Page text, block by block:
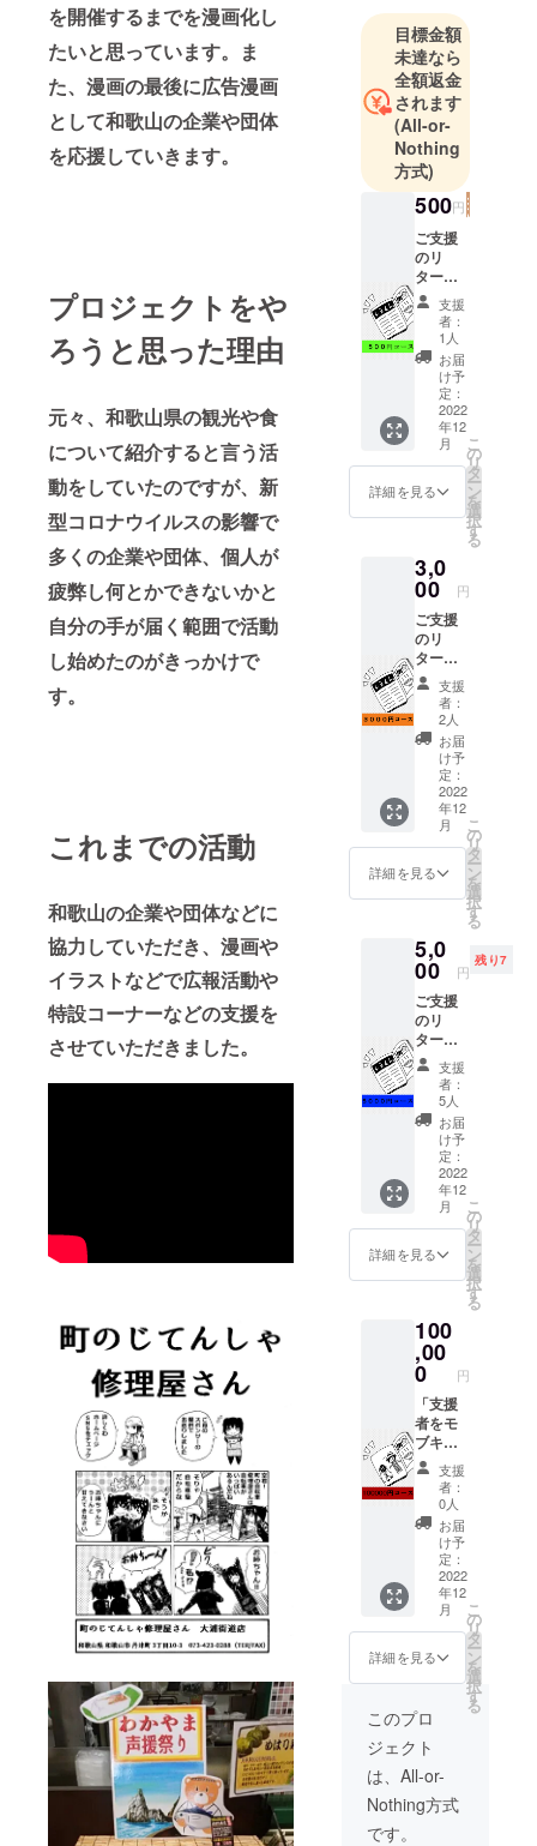
を開催するまでを漫画化し
たいと思っています。ま
た、漫画の最後に広告漫画
として和歌山の企業や団体
を応援していきます。
プロジェクトをや
ろうと思った理由
元々、和歌山県の観光や食
について紹介すると言う活
動をしていたのですが、新
型コロナウイルスの影響で
多くの企業や団体、個人が
疲弊し何とかできないかと
自分の手が届く範囲で活動
し始めたのがきっかけで
す。
これまでの活動
和歌山の企業や団体などに
協力していただき、漫画や
イラストなどで広報活動や
特設コーナーなどの支援を
させていただきました。
だけ競輪に
詳しいで
す。
目標金額
未達なら
全額返金
されます
(All-or-
Nothing
方式)
500円
ご支援
のリ
ターン
は支援
者の
「クレ
ジット
を単行
本に記
入」、
500円
コー
ス。
500円
コース
はご支
のクレ
ジット
を単行
本に記
入と
なって
おりま
す。 ※
支援
時、必
ず備考
欄にご
希望の
お名前
をご記
入くだ
さい。
をクレ
ジット
掲載さ
れる場
合は常
識の範
囲内で
の名義
でお願
いいた
しま
す。 こ
の書籍
は井上
智博の
自費出
版にな
販売許
可は必
要あり
ませ
ん。
支援
者：
1人
お届
け予
定：
2022
年12
月
詳細を見る
こ
の
リ
タ
ー
ン
を
選
択
す
る
3,0
00 円
ご支援
のリ
ターン
は支援
者の
「クレ
ジット
を入れ
た単行
本」と
「お礼
の手
紙」、
3000円
コー
ス。
コース
はご支
援者様
のクレ
ジット
を入れ
た単行
本、1冊
をお送
りしま
す。 ※
支援
時、必
ず備考
欄にご
希望の
お名前
また、
ニック
ネーム
をクレ
ジット
掲載さ
れる場
合は常
識の範
囲内で
の名義
でお願
いいた
しま
す。 こ
の書籍
は井上
智博の
りま
す、出
版社の
販売許
可は必
要あり
支援
者：
2人
お届
け予
定：
2022
年12
月
詳細を見る
こ
の
リ
タ
ー
ン
を
選
択
す
る
5,0
00 円
残り7
ご支援
のリ
ターン
は「漫
画の
キャラ
クター
が支援
者にお
礼コメ
ント付
きクレ
ジッ
ト」と
「単行
本」と
の手
紙」、
5000円
コー
ス。
5000円
コース
は漫画
のキャ
ラク
ターが
支援者
にお礼
コメン
ト付き
クレ
ジット
と単行
本とお
礼の手
紙、1冊
をお送
りしま
す。 ※
支援
時、必
支援
者：
5人
お届
け予
定：
2022
年12
月
詳細を見る
こ
の
リ
タ
ー
ン
を
選
択
す
る
100
,00
0 円
「支援
者をモ
ブキャ
ストと
して漫
画のど
れか1話
に登
場」と
「支援
者様の
クレ
ジット
を入れ
た単行
本」と
「お礼
の手
紙」、1
冊をお
送りし
ます。
支援
者：
0人
お届
け予
定：
2022
年12
月
詳細を見る
こ
の
リ
タ
ー
ン
を
選
択
す
る
このプロ
ジェクト
は、All-or-
Nothing方式
です。